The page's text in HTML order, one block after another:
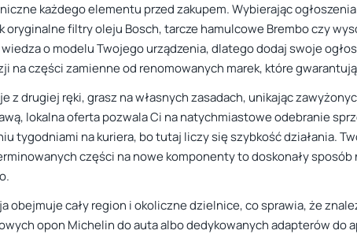
każdego elementu przed zakupem. Wybierając
oryginalne filtry oleju Bosch, tarcze hamulcowe Brembo czy
o modelu Twojego urządzenia, dlatego dodaj swoje
na części zamienne od renomowanych marek, które
z drugiej ręki, grasz na własnych zasadach, unikając
lokalna oferta pozwala Ci na natychmiastowe odebranie
tygodniami na kuriera, bo tutaj liczy się szybkość działania.
części na nowe komponenty to doskonały
obejmuje cały region i okoliczne dzielnice, co sprawia, że
opon Michelin do auta albo dedykowanych adapterów do